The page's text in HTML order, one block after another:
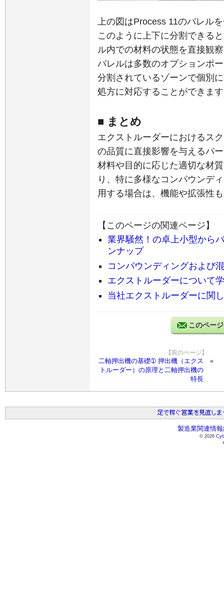
上の図はProcess 11のバレル
このように上下に分割できる
ル内での材料の状態を直接観
バレルは多数のオプションポ
分割されているゾーンで個別
処方に対応することができま
■ まとめ
エクストルーダーにおけるス
の品質に直接影響を与えるパ
材料や目的に応じた適切な材
り、特に多様なコンパウンデ
用する場合は、機能や拡張性
【このページの関連ページ】
業界騒然！の卓上小型から
ンナップ
コンパウンディングおよび
エクストルーダーについて
当社エクストルーダーに関
このペー
【前のページ】
二軸押出機の基礎➀ 押出機（エクス
トルーダー）の原理と二軸押出機の
特長
製造業関連情
© 2026